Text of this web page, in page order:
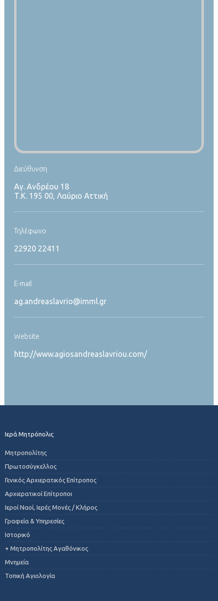
Διεύθυνση
Αγ. Ανδρέου 18
Τ.Κ. 195 00, Λαύριο Αττική
Τηλέφωνο
22920 22411
Ε-mail
ag.andreaslavrio@imml.gr
Website
http://www.agiosandreaslavriou.com/
Ιερά Μητρόπολις
Μητροπολίτης
Πρωτοσύγκελλος
Γενικός Αρχιερατικός Επίτροπος
Αρχιερατικοί Επίτροποι
Ιεροί Ναοί, Ιερές Μονές / Κλήρος
Γραφεία & Υπηρεσίες
Ιστορικό
+ Μητροπολίτης Αγαθόνικος
Μνημεία
Τοπική Αγιολογία